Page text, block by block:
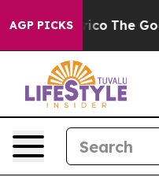
AGP PICKS
Talarico The Good